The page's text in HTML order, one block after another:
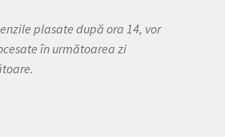
plasate după ora 14, vor
în următoarea zi